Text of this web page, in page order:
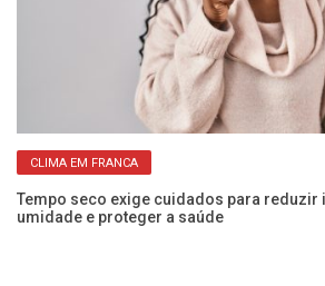
CLIMA EM FRANCA
Tempo seco exige cuidados para reduzir
umidade e proteger a saúde